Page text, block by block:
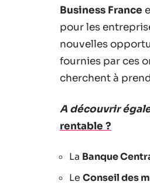
Business France
pour les
nouvelles
fournies par ces
cherchent à
A découvrir
rentable ?
La Banque
Le Conseil des